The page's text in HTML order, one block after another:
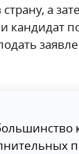
а
кандидат